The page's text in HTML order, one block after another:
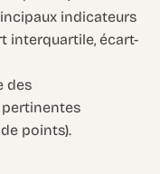
indicateurs
interquartile, écart-
des
points).